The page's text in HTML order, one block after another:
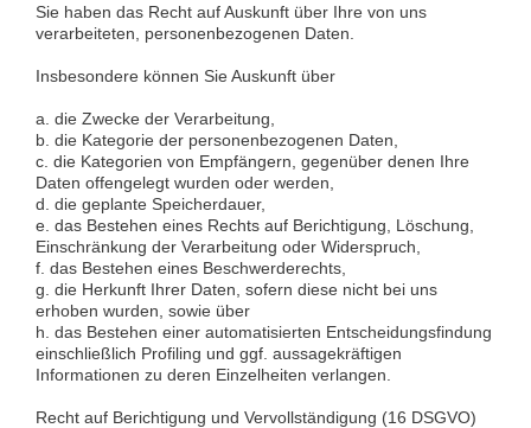
Sie haben das Recht auf Auskunft über Ihre von uns
verarbeiteten, personenbezogenen Daten.
Insbesondere können Sie Auskunft über
a. die Zwecke der Verarbeitung,
b. die Kategorie der personenbezogenen Daten,
c. die Kategorien von Empfängern, gegenüber denen Ihre
Daten offengelegt wurden oder werden,
d. die geplante Speicherdauer,
e. das Bestehen eines Rechts auf Berichtigung, Löschung,
Einschränkung der Verarbeitung oder Widerspruch,
f. das Bestehen eines Beschwerderechts,
g. die Herkunft Ihrer Daten, sofern diese nicht bei uns
erhoben wurden, sowie über
h. das Bestehen einer automatisierten Entscheidungsfindung
einschließlich Profiling und ggf. aussagekräftigen
Informationen zu deren Einzelheiten verlangen.
Recht auf Berichtigung und Vervollständigung (16 DSGVO)